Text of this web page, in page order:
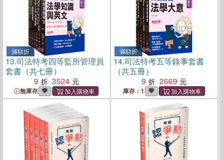
滿額折
13.司法特考四等監所管理員
套書（共七冊）
9
3524
無庫存
滿額折
14.司法特考五等錄事套書
（共五冊）
9
2669
庫存：1